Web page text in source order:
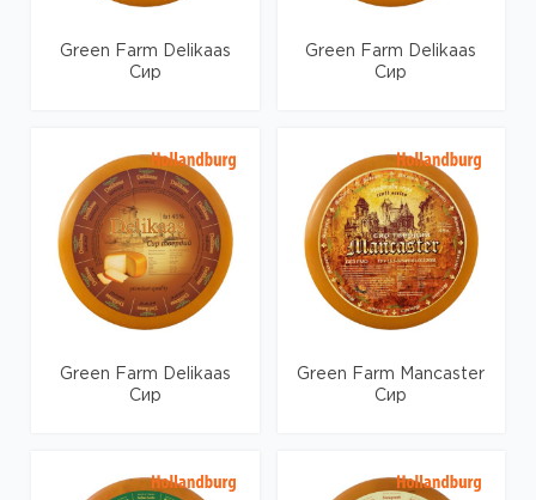
Green Farm Delikaas
Сир
Green Farm Delikaas
Сир
Green Farm Delikaas
Сир
Green Farm Mancaster
Сир